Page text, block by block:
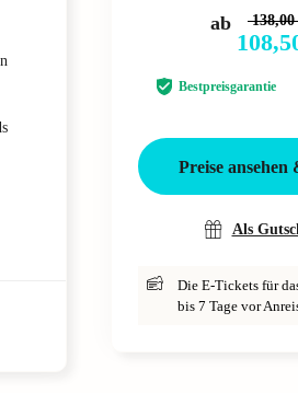
ab 138,00
Bestpreisgarantie
Preise ansehen
Als
Die E-Tickets für
bis 7 Tage vor